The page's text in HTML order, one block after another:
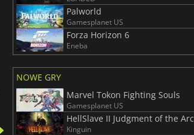
Palworld
Gamesplanet US
Forza Horizon 6
Eneba
NOWE GRY
Marvel Tokon Fighting Souls
Gamesplanet US
Kinguin